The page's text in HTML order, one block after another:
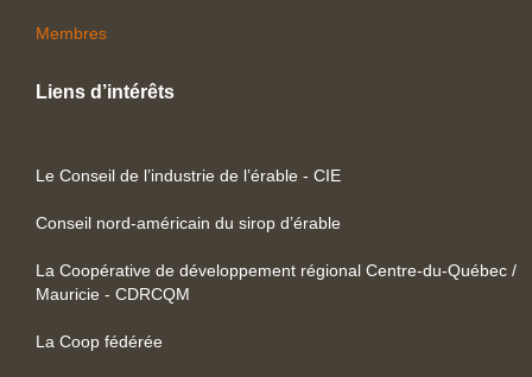
Membres
Liens d’intérêts
Le Conseil de l’industrie de l’érable - CIE
Conseil nord-américain du sirop d’érable
La Coopérative de développement régional Centre-du-Québec /
Mauricie - CDRCQM
La Coop fédérée